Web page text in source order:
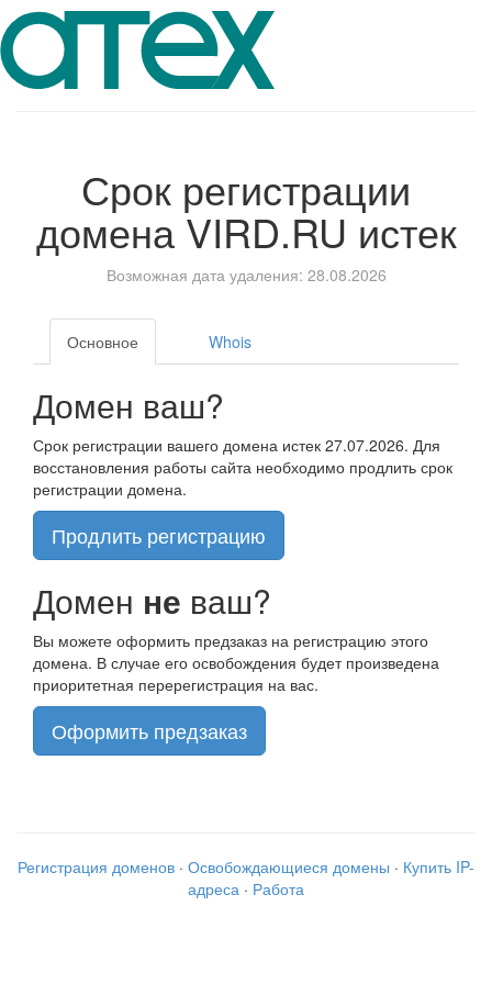
Срок регистрации
доменаVIRD.RU истек
Возможная дата удаления: 28.08.2026
Основное Whois
Домен ваш?
Срок регистрации вашего домена истек 27.07.2026. Для
восстановления работы сайта необходимо продлить срок
регистрации домена.
Продлить регистрацию
Домен не ваш?
Вы можете оформить предзаказ на регистрацию этого
домена. В случае его освобождения будет произведена
приоритетная перерегистрация на вас.
Оформить предзаказ
Регистрация доменов · Освобождающиеся домены · Купить IP-
адреса · Работа